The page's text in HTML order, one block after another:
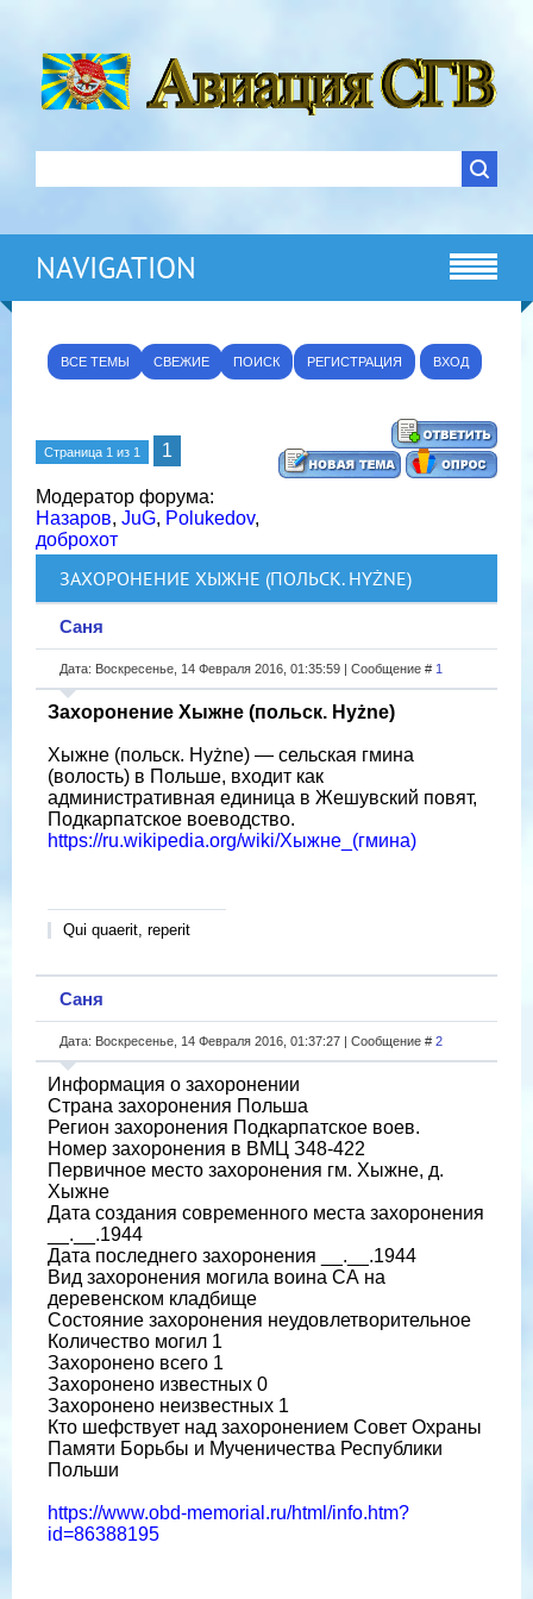
NAVIGATION
ВСЕ ТЕМЫ СВЕЖИЕ ПОИСК РЕГИСТРАЦИЯ ВХОД
Страница 1 из 1 1
Модератор форума:
Назаров, JuG, Polukedov,
доброхот
ЗАХОРОНЕНИЕ ХЫЖНЕ (ПОЛЬСК. HYŻNE)
Саня
Дата: Воскресенье, 14 Февраля 2016, 01:35:59 | Сообщение # 1
Захоронение Хыжне (польск. Hyżne)
Хыжне (польск. Hyżne) — сельская гмина
(волость) в Польше, входит как
административная единица в Жешувский повят,
Подкарпатское воеводство.
https://ru.wikipedia.org/wiki/Хыжне_(гмина)
Qui quaerit, reperit
Саня
Дата: Воскресенье, 14 Февраля 2016, 01:37:27 | Сообщение # 2
Информация о захоронении
Страна захоронения Польша
Регион захоронения Подкарпатское воев.
Номер захоронения в ВМЦ З48-422
Первичное место захоронения гм. Хыжне, д.
Хыжне
Дата создания современного места захоронения
__.__.1944
Дата последнего захоронения __.__.1944
Вид захоронения могила воина СА на
деревенском кладбище
Состояние захоронения неудовлетворительное
Количество могил 1
Захоронено всего 1
Захоронено известных 0
Захоронено неизвестных 1
Кто шефствует над захоронением Совет Охраны
Памяти Борьбы и Мученичества Республики
Польши
https://www.obd-memorial.ru/html/info.htm?
id=86388195